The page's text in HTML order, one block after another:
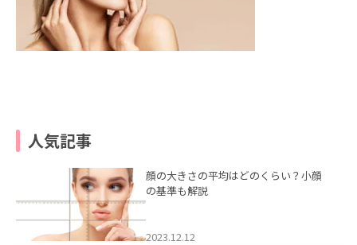
人気記事
顔の大きさの平均はどのくらい？小顔
の基準も解説
2023.12.12